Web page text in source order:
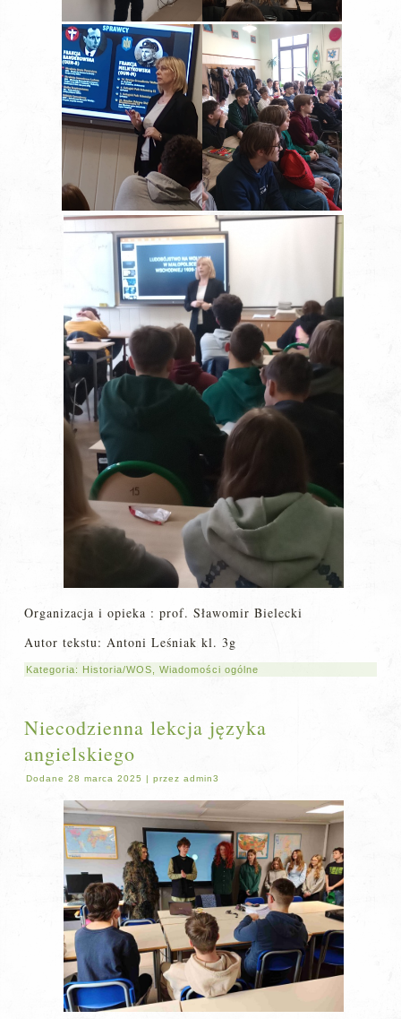
Organizacja i opieka : prof. Sławomir Bielecki
Autor tekstu: Antoni Leśniak kl. 3g
Kategoria: Historia/WOS ,Wiadomości ogólne
Niecodzienna lekcja języka
angielskiego
Dodane 28 marca 2025 |przez admin3